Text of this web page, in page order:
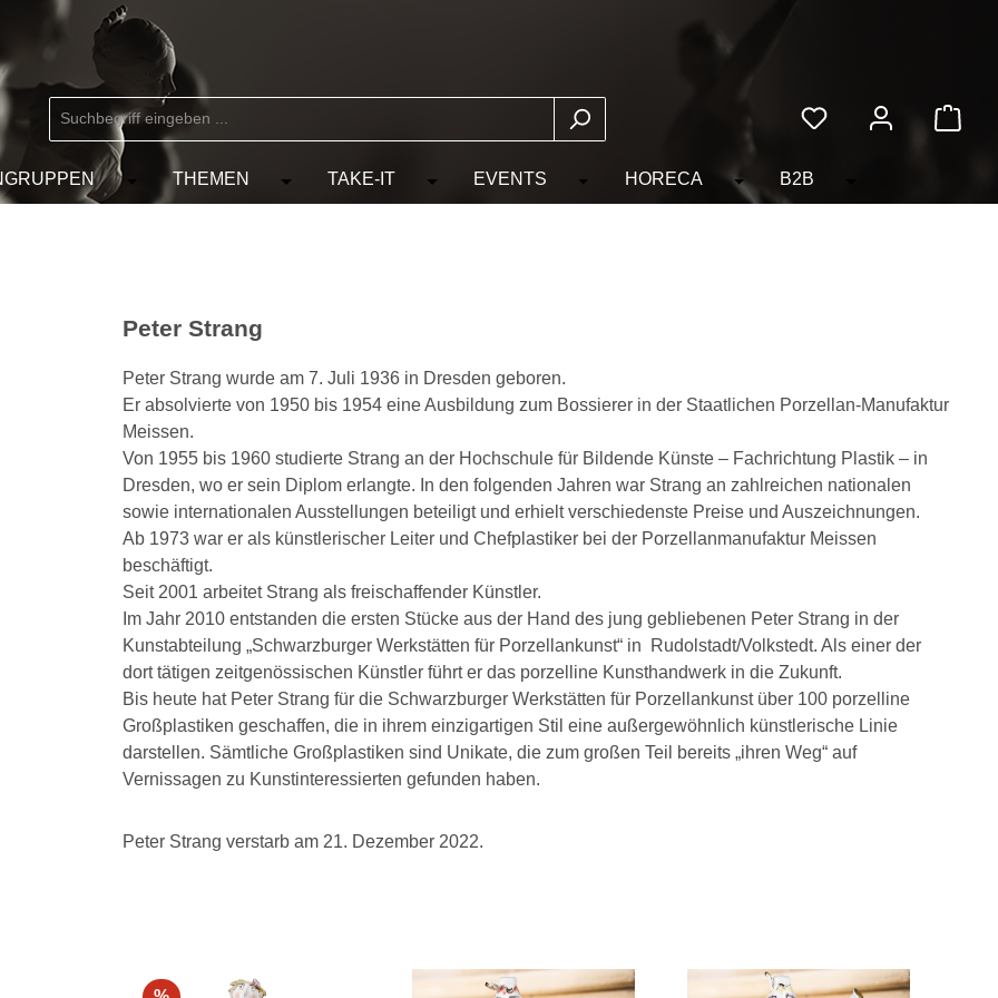
Du hast 0 Produkte auf
Kategorie MARKEN
das Dropdown der Kategorie KÜNSTLER
Öffne oder Schließe das Dropdown der Kategorie WARENGRUPPEN
THEMEN Öffne oder Schließe das Dropdown der Kategorie THEMEN
TAKE-IT Öffne oder Schließe das Dropdown der Kategorie TAKE-IT
EVENTS Öffne oder Schließe das Dropdown der Kategorie
HORECA Öffne oder Schließe das
B2B
Peter Strang
Peter Strang wurde am 7. Juli 1936 in Dresden geboren.
Er absolvierte von 1950 bis 1954 eine Ausbildung zum Bossierer in der Staatlichen Porzellan-Manufaktur
Meissen.
Von 1955 bis 1960 studierte Strang an der Hochschule für Bildende Künste – Fachrichtung Plastik – in
Dresden, wo er sein Diplom erlangte. In den folgenden Jahren war Strang an zahlreichen nationalen
sowie internationalen Ausstellungen beteiligt und erhielt verschiedenste Preise und Auszeichnungen.
Ab 1973 war er als künstlerischer Leiter und Chefplastiker bei der Porzellanmanufaktur Meissen
beschäftigt.
Seit 2001 arbeitet Strang als freischaffender Künstler.
Im Jahr 2010 entstanden die ersten Stücke aus der Hand des jung gebliebenen Peter Strang in der
Kunstabteilung „Schwarzburger Werkstätten für Porzellankunst“ in Rudolstadt/Volkstedt. Als einer der
dort tätigen zeitgenössischen Künstler führt er das porzelline Kunsthandwerk in die Zukunft.
Bis heute hat Peter Strang für die Schwarzburger Werkstätten für Porzellankunst über 100 porzelline
Großplastiken geschaffen, die in ihrem einzigartigen Stil eine außergewöhnlich künstlerische Linie
darstellen. Sämtliche Großplastiken sind Unikate, die zum großen Teil bereits „ihren Weg“ auf
Vernissagen zu Kunstinteressierten gefunden haben.
Peter Strang verstarb am 21. Dezember 2022.